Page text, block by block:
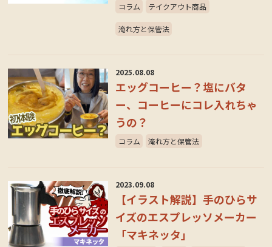
コラム テイクアウト商品
淹れ方と保管法
2025.08.08
エッグコーヒー？塩にバタ
ー、コーヒーにコレ入れちゃ
うの？
コラム 淹れ方と保管法
2023.09.08
【イラスト解説】手のひらサ
イズのエスプレッソメーカー
「マキネッタ」